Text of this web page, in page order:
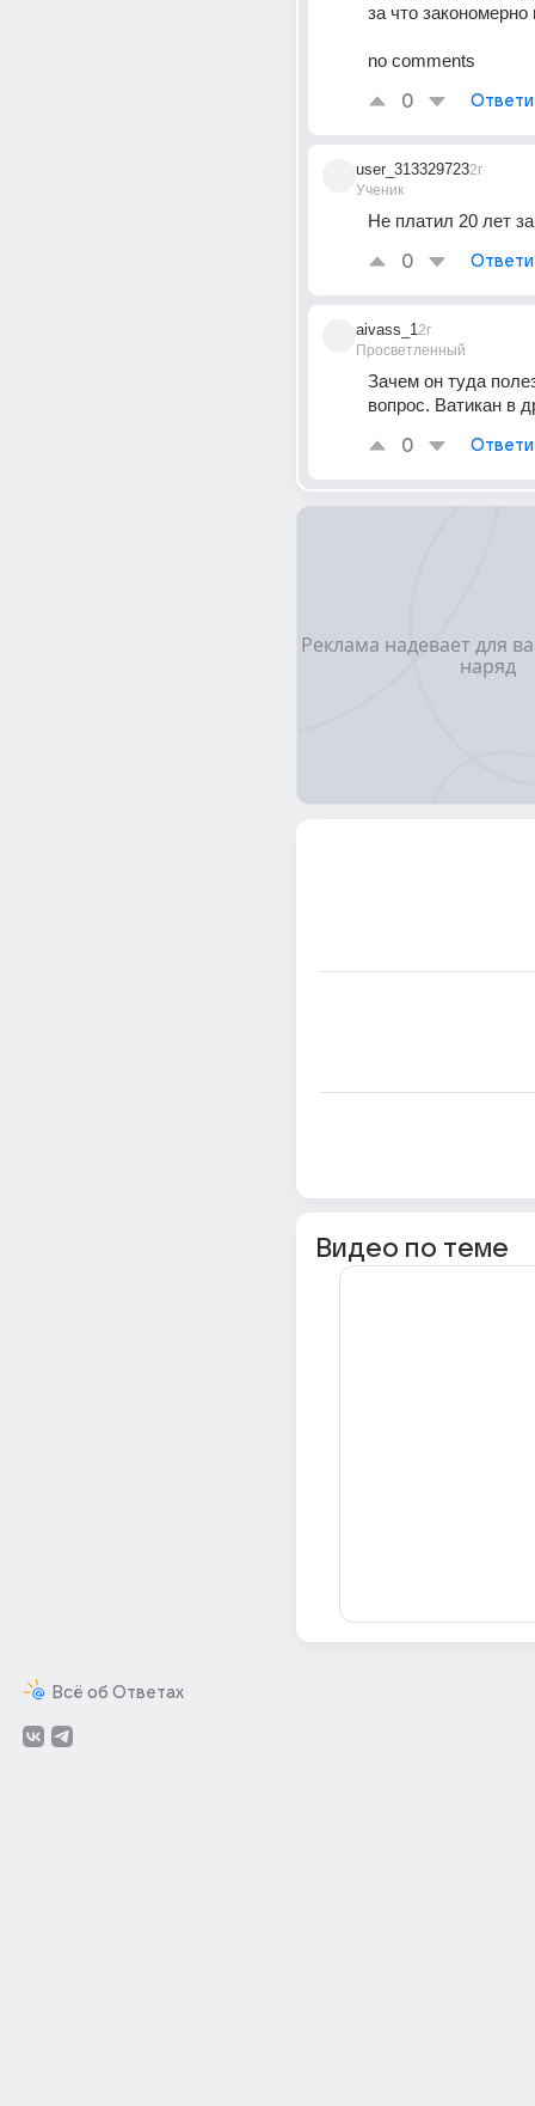
Всё об Ответах
за что закономерно
no comments
0
user_313329723
Ученик
2г
Не платил 20 лет
0
aivass_1
Просветленный
2г
Зачем он туда
вопрос. Ватикан в
0
Видео по теме